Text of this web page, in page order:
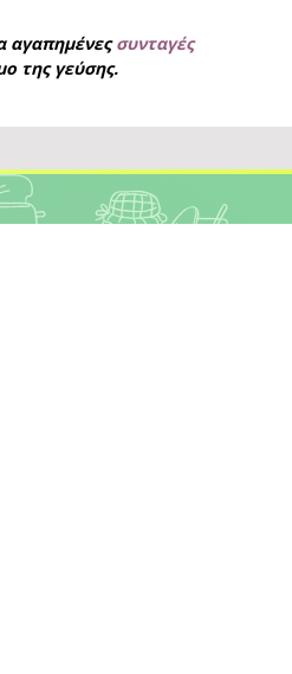
αγαπημένεςσυνταγές
της γεύσης.